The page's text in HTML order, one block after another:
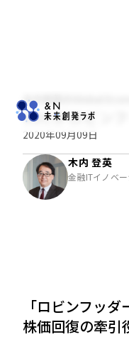
木内登英のGlobal
SECがロビン
2020年09月09日
木内 登英
金融ITイノベ
「ロビンフッ
株価回復の牽引